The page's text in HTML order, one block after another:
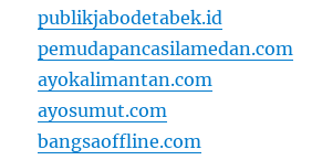
publikjabodetabek.id
pemudapancasilamedan.com
ayokalimantan.com
ayosumut.com
bangsaoffline.com